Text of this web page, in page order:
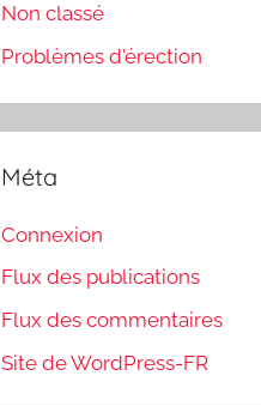
Non classé
Problèmes d'érection
Méta
Connexion
Flux des publications
Flux des commentaires
Site de WordPress-FR